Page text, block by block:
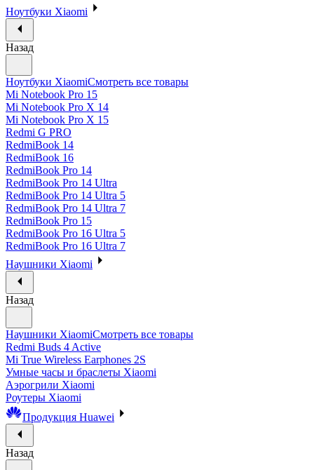
Ноутбуки Xiaomi
Назад
Ноутбуки XiaomiСмотреть все товары
Mi Notebook Pro 15
Mi Notebook Pro X 14
Mi Notebook Pro X 15
Redmi G PRO
RedmiBook 14
RedmiBook 16
RedmiBook Pro 14
RedmiBook Pro 14 Ultra
RedmiBook Pro 14 Ultra 5
RedmiBook Pro 14 Ultra 7
RedmiBook Pro 15
RedmiBook Pro 16 Ultra 5
RedmiBook Pro 16 Ultra 7
Наушники Xiaomi
Назад
Наушники XiaomiСмотреть все товары
Redmi Buds 4 Active
Mi True Wireless Earphones 2S
Умные часы и браслеты Xiaomi
Аэрогрили Xiaomi
Роутеры Xiaomi
Продукция Huawei
Назад